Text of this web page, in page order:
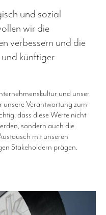
und sozial
wir die
verbessern und die
künftiger
und unser
unsere Verantwortung zum
dass diese Werte nicht
sondern auch die
mit unseren
Stakeholdern prägen.